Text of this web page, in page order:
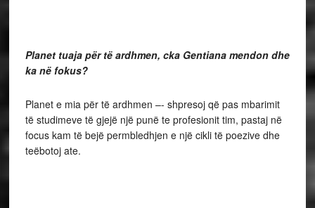
Planet tuaja për të ardhmen, cka Gentiana mendon dhe
ka në fokus?
Planet e mia për të ardhmen –- shpresoj që pas mbarimit
të studimeve të gjejë një punë te profesionit tim, pastaj në
focus kam të bejë permbledhjen e një cikli të poezive dhe
teëbotoj ate.